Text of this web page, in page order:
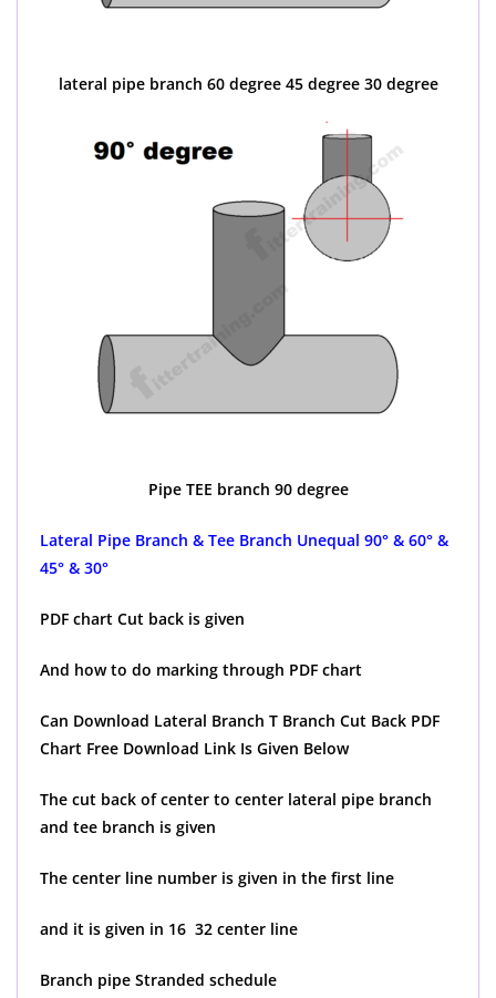
lateral pipe branch 60 degree 45 degree 30 degree
Pipe TEE branch 90 degree
Lateral Pipe Branch & Tee Branch Unequal 90° & 60° &
45° & 30°
PDF chart Cut back is given
And how to do marking through PDF chart
Can Download Lateral Branch T Branch Cut Back PDF
Chart Free Download Link Is Given Below
The cut back of center to center lateral pipe branch
and tee branch is given
The center line number is given in the first line
and it is given in 16 32 center line
Branch pipe Stranded schedule